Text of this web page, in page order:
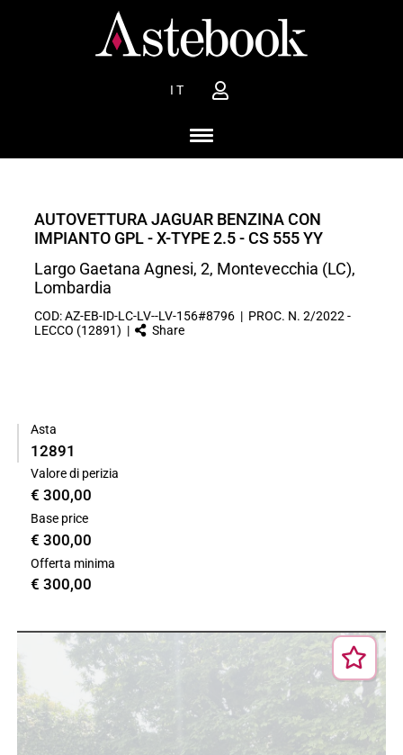
IT
AUTOVETTURA JAGUAR BENZINA CON
IMPIANTO GPL - X-TYPE 2.5 - CS 555 YY
Largo Gaetana Agnesi, 2, Montevecchia (LC),
Lombardia
COD: AZ-EB-ID-LC-LV--LV-156#8796 | PROC. N. 2/2022 -
LECCO (12891) |
Share
Asta
12891
Valore di perizia
€ 300,00
Base price
€ 300,00
Offerta minima
€ 300,00